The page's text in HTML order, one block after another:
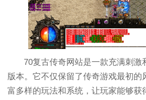
70复古传奇网站是一款充满刺激
版本。它不仅保留了传奇游戏最初的
富多样的玩法和系统，让玩家能够获